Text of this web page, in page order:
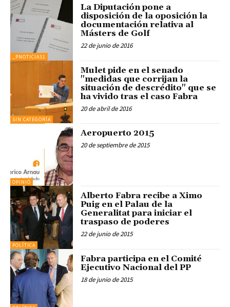
_PNOTICIAS1
La Diputación pone a
disposición de la oposición la
documentación relativa al
Másters de Golf
22 de junio de 2016
SIN CATEGORÍA
Mulet pide en el senado
"medidas que corrijan la
situación de descrédito" que se
ha vivido tras el caso Fabra
20 de abril de 2016
OPINIÓ
Aeropuerto 2015
20 de septiembre de 2015
POLÍTICA
Alberto Fabra recibe a Ximo
Puig en el Palau de la
Generalitat para iniciar el
traspaso de poderes
22 de junio de 2015
Fabra participa en el Comité
Ejecutivo Nacional del PP
18 de junio de 2015